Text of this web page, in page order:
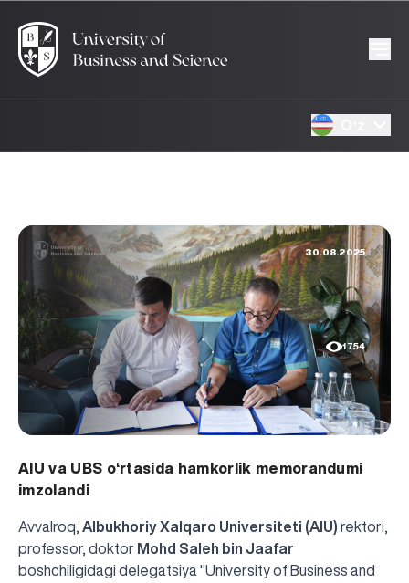
30.08.2025
1754
AIU va UBS o‘rtasida hamkorlik memorandumi
imzolandi
Avvalroq, Albukhoriy Xalqaro Universiteti (AIU) rektori,
professor, doktor Mohd Saleh bin Jaafar
boshchiligidagi delegatsiya "University of Business and